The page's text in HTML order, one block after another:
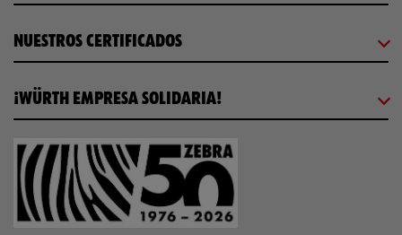
NUESTROS CERTIFICADOS
¡WÜRTH EMPRESA SOLIDARIA!